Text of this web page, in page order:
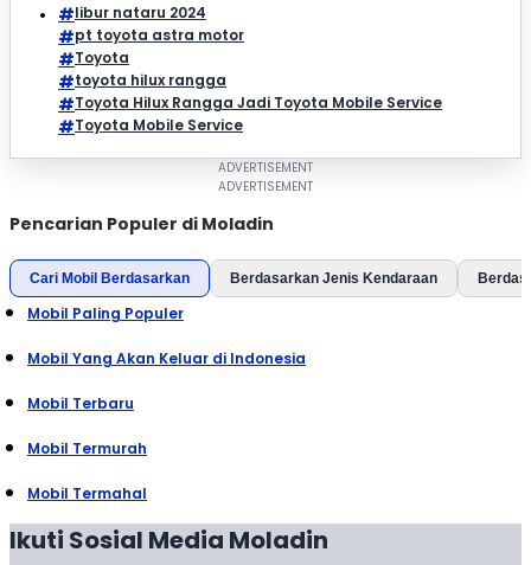
libur nataru 2024
pt toyota astra motor
Toyota
toyota hilux rangga
Toyota Hilux Rangga Jadi Toyota Mobile Service
Toyota Mobile Service
Pencarian Populer di Moladin
Cari Mobil Berdasarkan Berdasarkan Jenis Kendaraan
Mobil Paling Populer
Mobil Yang Akan Keluar di Indonesia
Mobil Terbaru
Mobil Termurah
Mobil Termahal
Ikuti Sosial Media Moladin